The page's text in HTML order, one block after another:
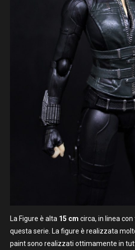
La Figure è alta 15 cm circa, in linea
questa serie. La figure è realizzata
paint sono realizzati ottimamente in